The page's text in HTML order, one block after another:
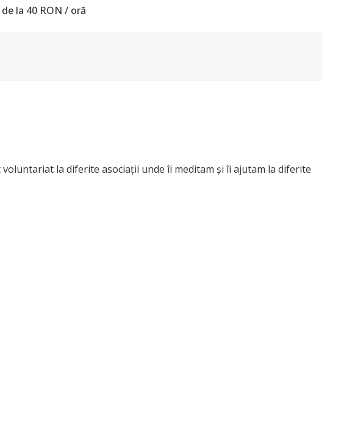
la 40 RON / oră
la diferite asociații unde îi meditam și îi ajutam la diferite